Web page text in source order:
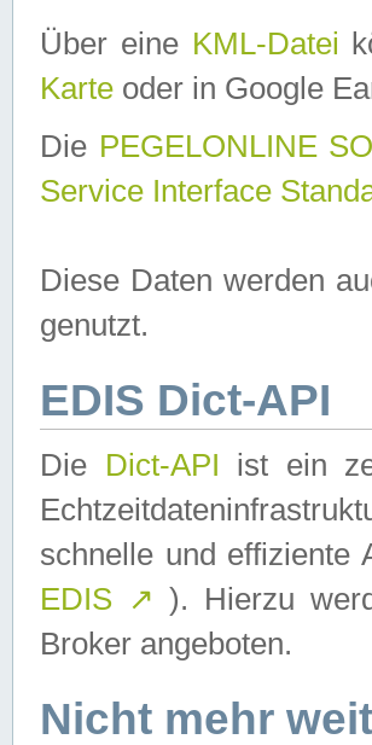
Über eine KML-Datei
Karte oder in Google
Die PEGELONLINE
Service Interface
Diese Daten werden
genutzt.
EDIS Dict-API
Die Dict-API ist ein
schnelle und effiziente
EDIS ↗ ). Hierzu
Broker angeboten.
Nicht mehr